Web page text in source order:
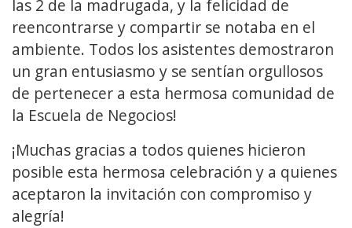
las 2 de la madrugada, y la felicidad de
reencontrarse y compartir se notaba en el
ambiente. Todos los asistentes demostraron
un gran entusiasmo y se sentían orgullosos
de pertenecer a esta hermosa comunidad de
la Escuela de Negocios!
¡Muchas gracias a todos quienes hicieron
posible esta hermosa celebración y a quienes
aceptaron la invitación con compromiso y
alegría!